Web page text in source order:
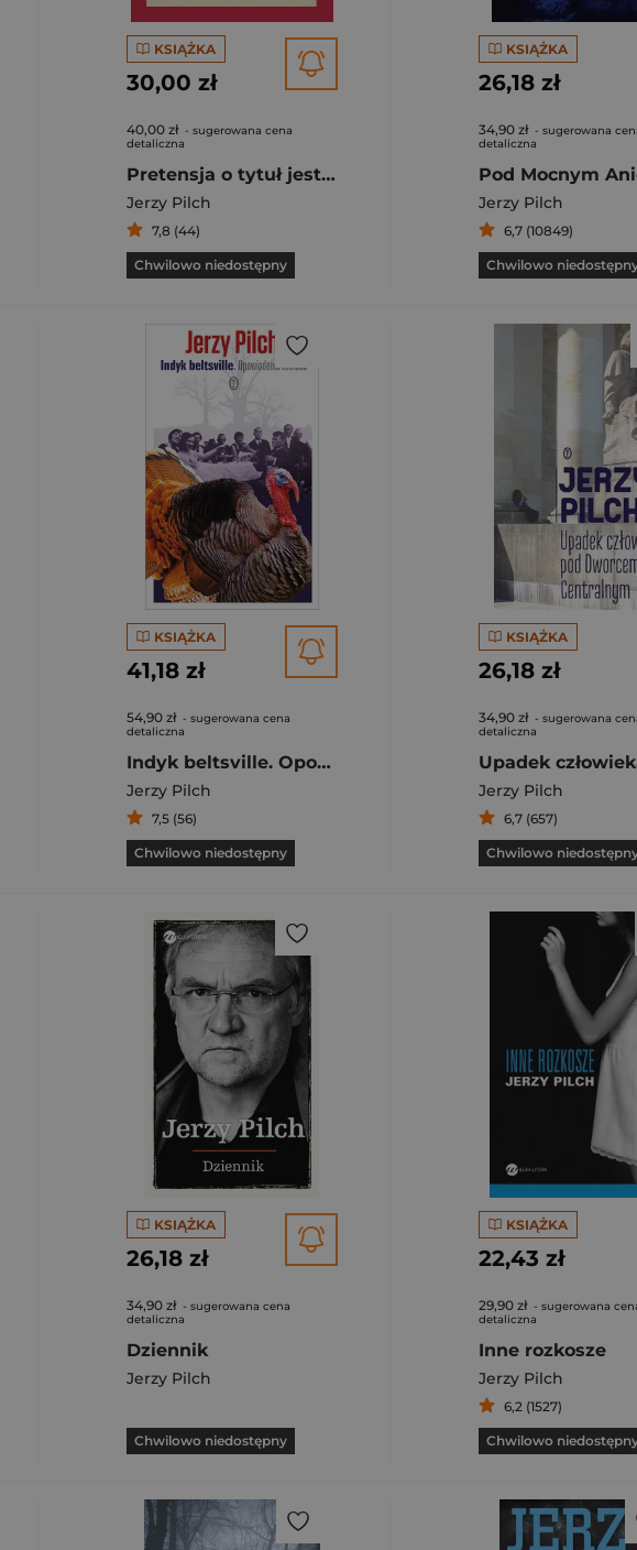
KSIĄŻKA
30,00 zł
40,00 zł - sugerowana cena
detaliczna
Pretensja o tytuł jest jedyną, jaką mieć tu można Felietony z „Polityki”
Jerzy Pilch
7,8 (44)
Chwilowo niedostępny
KSIĄŻKA
26,18 zł
34,90 zł - sugerowana
detaliczna
Pod Mocnym
Jerzy Pilch
6,7 (10849)
Chwilowo
KSIĄŻKA
41,18 zł
54,90 zł - sugerowana cena
detaliczna
Indyk beltsville. Opowiadania zebrane
Jerzy Pilch
7,5 (56)
Chwilowo niedostępny
KSIĄŻKA
26,18 zł
34,90 zł - sugerowana
detaliczna
Jerzy Pilch
6,7 (657)
Chwilowo
KSIĄŻKA
26,18 zł
34,90 zł - sugerowana cena
detaliczna
Dziennik
Jerzy Pilch
Chwilowo niedostępny
KSIĄŻKA
22,43 zł
29,90 zł - sugerowana
detaliczna
Inne rozkosze
Jerzy Pilch
6,2 (1527)
Chwilowo